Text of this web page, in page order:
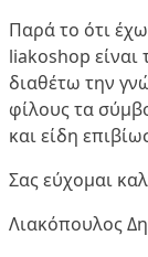
Παρά το ότι
liakoshop
διαθέτω την
φίλους τα
και είδη
Σας εύχομαι
Λιακόπουλος